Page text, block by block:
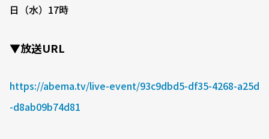
日（水）17時
▼放送URL
https://abema.tv/live-event/93c9dbd5-df35-4268-a25d
-d8ab09b74d81